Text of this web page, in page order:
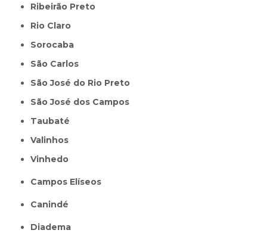
Ribeirão Preto
Rio Claro
Sorocaba
São Carlos
São José do Rio Preto
São José dos Campos
Taubaté
Valinhos
Vinhedo
Campos Elíseos
Canindé
Diadema